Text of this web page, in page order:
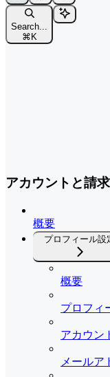
Search...
⌘ K
アカウントと請求
概要
プロフィール設
概要
プロフィ
アカウン
メールア